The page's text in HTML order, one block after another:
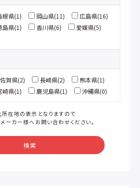
根県(1) 岡山県(11)
広島県(16)
島県(1) 香川県(6)
愛媛県(5)
佐賀県(2) 長崎県(2)
熊本県(1)
崎県(1) 鹿児島県(1) 沖縄県(0)
在地の表示となりますので
ーカー様へお問い合わせください。
検索